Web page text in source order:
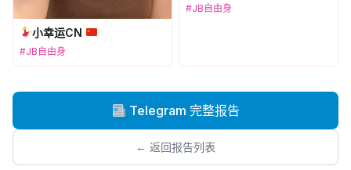
小幸运CN
#JB自由身
#JB自由身
Telegram 完整报告
← 返回报告列表